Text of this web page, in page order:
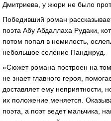
Дмитриева, у жюри не было
Победивший роман
поэта Абу Абдаллаха Рудаки,
потом попал в немилость,
небольшое селение Панджруд.
«Сюжет романа построен на
не знает главного героя,
доставляет ему неприятности,
их положение меняется.
поэта, а поэт ведет мальчика,